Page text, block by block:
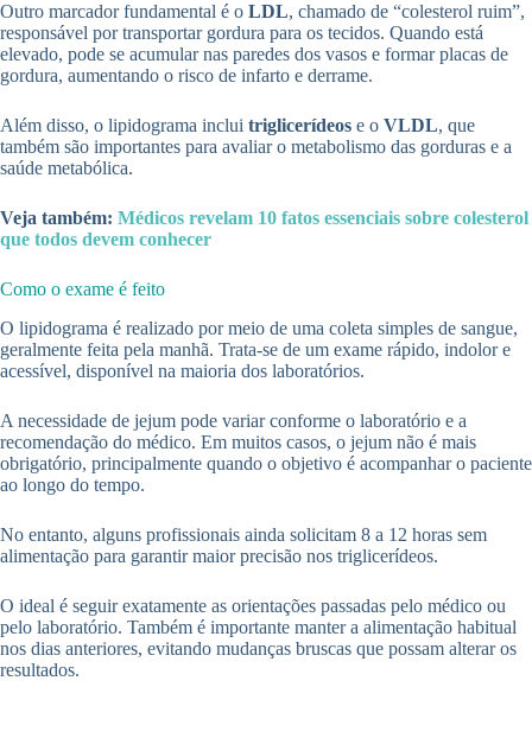
Outro marcador fundamental é o LDL, chamado de “colesterol ruim”,
responsável por transportar gordura para os tecidos. Quando está
elevado, pode se acumular nas paredes dos vasos e formar placas de
gordura, aumentando o risco de infarto e derrame.
Além disso, o lipidograma inclui triglicerídeos e o VLDL, que
também são importantes para avaliar o metabolismo das gorduras e a
saúde metabólica.
Veja também: Médicos revelam 10 fatos essenciais sobre colesterol
que todos devem conhecer
Como o exame é feito
O lipidograma é realizado por meio de uma coleta simples de sangue,
geralmente feita pela manhã. Trata-se de um exame rápido, indolor e
acessível, disponível na maioria dos laboratórios.
A necessidade de jejum pode variar conforme o laboratório e a
recomendação do médico. Em muitos casos, o jejum não é mais
obrigatório, principalmente quando o objetivo é acompanhar o paciente
ao longo do tempo.
No entanto, alguns profissionais ainda solicitam 8 a 12 horas sem
alimentação para garantir maior precisão nos triglicerídeos.
O ideal é seguir exatamente as orientações passadas pelo médico ou
pelo laboratório. Também é importante manter a alimentação habitual
nos dias anteriores, evitando mudanças bruscas que possam alterar os
resultados.